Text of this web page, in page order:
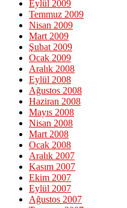
Eylül 2009
Temmuz 2009
Nisan 2009
Mart 2009
Şubat 2009
Ocak 2009
Aralık 2008
Eylül 2008
Ağustos 2008
Haziran 2008
Mayıs 2008
Nisan 2008
Mart 2008
Ocak 2008
Aralık 2007
Kasım 2007
Ekim 2007
Eylül 2007
Ağustos 2007